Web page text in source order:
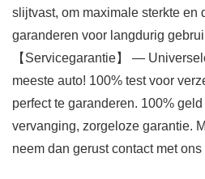
slijtvast, om maximale sterkte en
garanderen voor langdurig
【Servicegarantie】 —
meeste auto! 100% test voor
perfect te garanderen. 100%
vervanging, zorgeloze garantie.
neem dan gerust contact met